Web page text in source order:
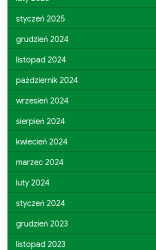
styczeń 2025
grudzień 2024
listopad 2024
październik 2024
wrzesień 2024
sierpień 2024
kwiecień 2024
marzec 2024
luty 2024
styczeń 2024
grudzień 2023
listopad 2023